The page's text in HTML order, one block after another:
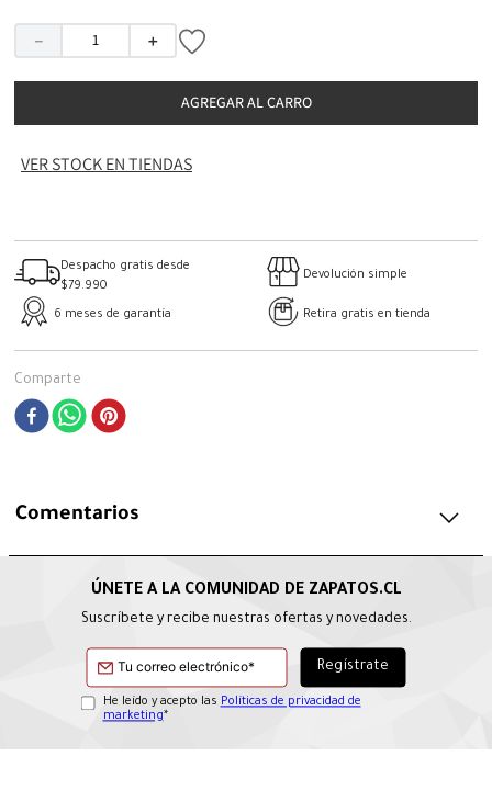
＋
－
AGREGAR AL CARRO
VER STOCK EN TIENDAS
Despacho gratis desde
$79.990
Devolución simple
6 meses de garantía Retira gratis en tienda
Comparte
Comentarios
Suscríbete y recibe nuestras ofertas y novedades.
He leído y acepto las Políticas de privacidad de
marketing*